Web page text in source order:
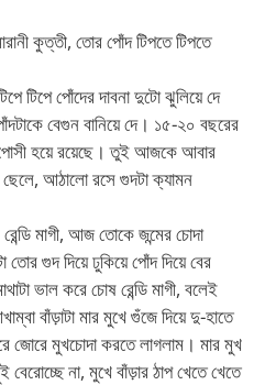
কুত্তী, তোর পোঁদ টিপতে টিপতে
টিপে পোঁদের দাবনা দুটো ঝুলিয়ে দে
বেগুন বানিয়ে দে। ১৫-২০ বছরের
হয়ে রয়েছে। তুই আজকে আবার
ছেলে, আঠালো রসে গুদটা ক্যামন
মাগী, আজ তোকে জন্মের চোদা
তোর গুদ দিয়ে ঢুকিয়ে পোঁদ দিয়ে বের
ভাল করে চোষ রেন্ডি মাগী, বলেই
বাঁড়াটা মার মুখে গুঁজে দিয়ে দু-হাতে
জোরে মুখচোদা করতে লাগলাম। মার মুখ
না, মুখে বাঁড়ার ঠাপ খেতে খেতে